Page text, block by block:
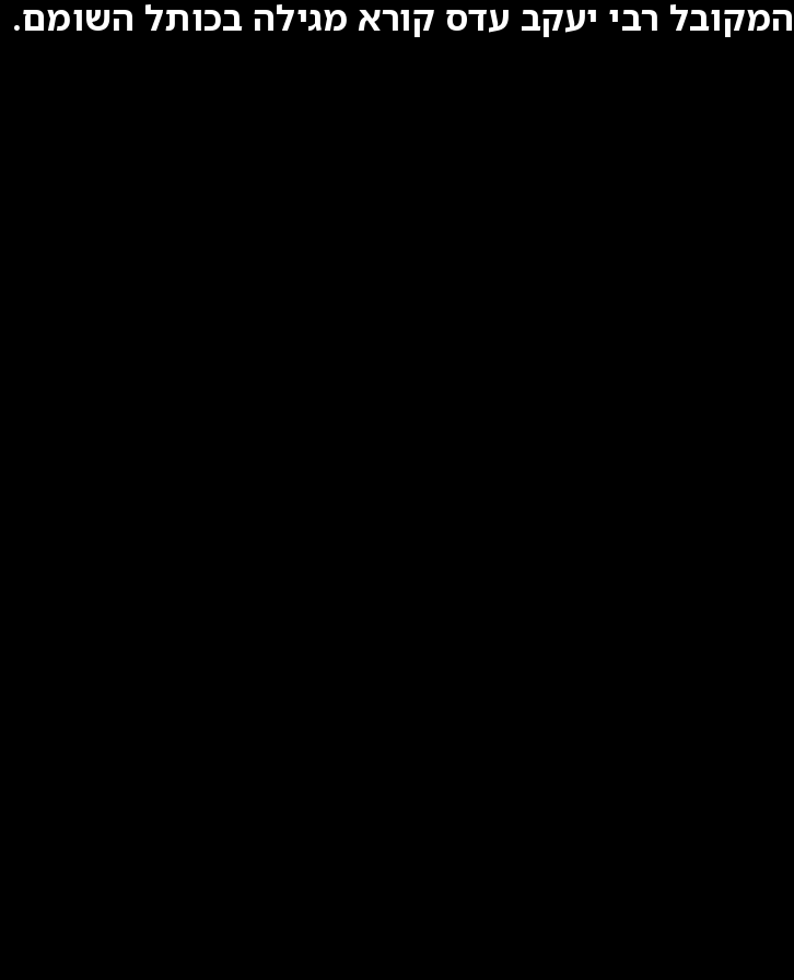
המקובל רבי יעקב עדס קורא מגילה בכותל השומם.